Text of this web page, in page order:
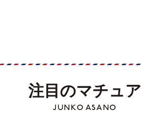
注目のマチュア
JUNKO ASANO